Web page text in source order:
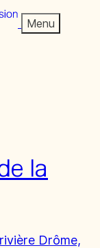
Menu
la
Drôme,